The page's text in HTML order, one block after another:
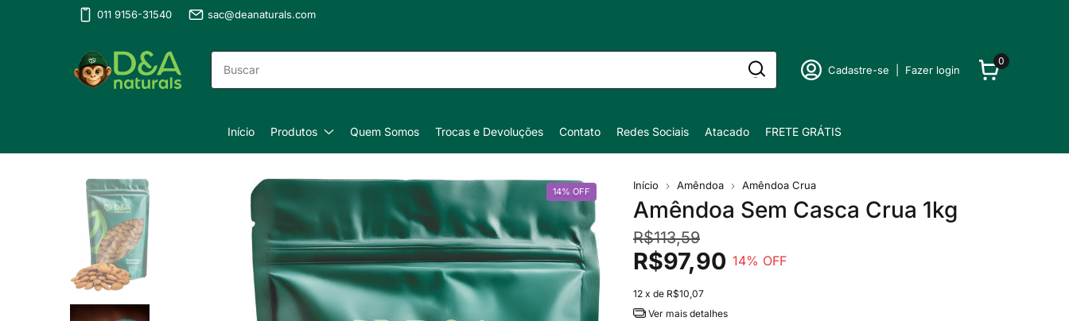
011 9156-31540 sac@deanaturals.com
Cadastre-se Fazer login
0
Início Produtos Quem Somos Trocas e Devoluções Contato Redes Sociais Atacado FRETE GRÁTIS
14% OFF Início Amêndoa Amêndoa Crua
Amêndoa Sem Casca Crua 1kg
R$113,59
R$97,90 14% OFF
12 x de R$10,07
Ver mais detalhes